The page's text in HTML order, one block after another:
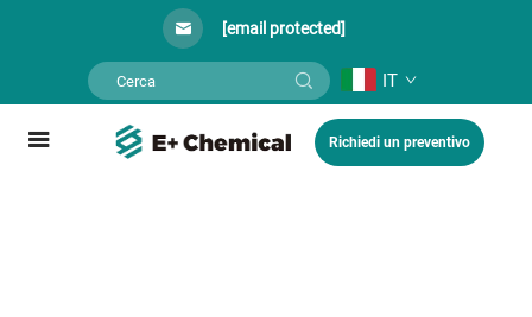
[email protected]
IT
Richiedi un preventivo